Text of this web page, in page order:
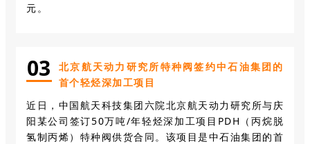
元。
03
北京航天动力研究所特种阀签约中石油集团的
首个轻烃深加工项目
近日，中国航天科技集团六院北京航天动力研究所与庆
阳某公司签订50万吨/年轻烃深加工项目PDH（丙烷脱
氢制丙烯）特种阀供货合同。该项目是中石油集团的首